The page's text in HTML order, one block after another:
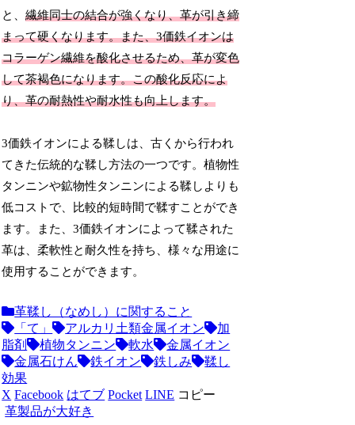
と、繊維同士の結合が強くなり、革が引き締
まって硬くなります。また、3価鉄イオンは
コラーゲン繊維を酸化させるため、革が変色
して茶褐色になります。この酸化反応によ
り、革の耐熱性や耐水性も向上します。
3価鉄イオンによる鞣しは、古くから行われ
てきた伝統的な鞣し方法の一つです。植物性
タンニンや鉱物性タンニンによる鞣しよりも
低コストで、比較的短時間で鞣すことができ
ます。また、3価鉄イオンによって鞣された
革は、柔軟性と耐久性を持ち、様々な用途に
使用することができます。
革鞣し（なめし）に関すること
「て」
アルカリ土類金属イオン
加
脂剤
植物タンニン 軟水
金属イオン
金属石けん
鉄イオン 鉄しみ
鞣し
効果
X Facebook はてブ Pocket LINE コピー
革製品が大好き